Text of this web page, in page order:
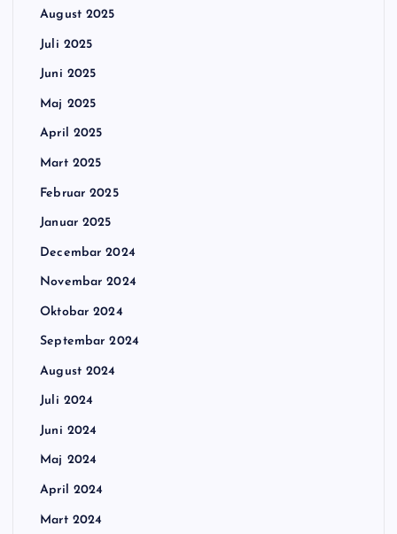
August 2025
Juli 2025
Juni 2025
Maj 2025
April 2025
Mart 2025
Februar 2025
Januar 2025
Decembar 2024
Novembar 2024
Oktobar 2024
Septembar 2024
August 2024
Juli 2024
Juni 2024
Maj 2024
April 2024
Mart 2024